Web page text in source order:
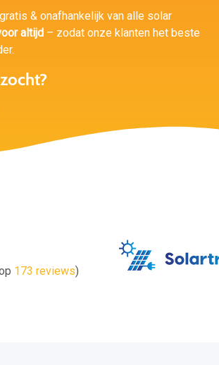
& onafhankelijk van alle solar
altijd – zodat onze klanten het beste
173 reviews)